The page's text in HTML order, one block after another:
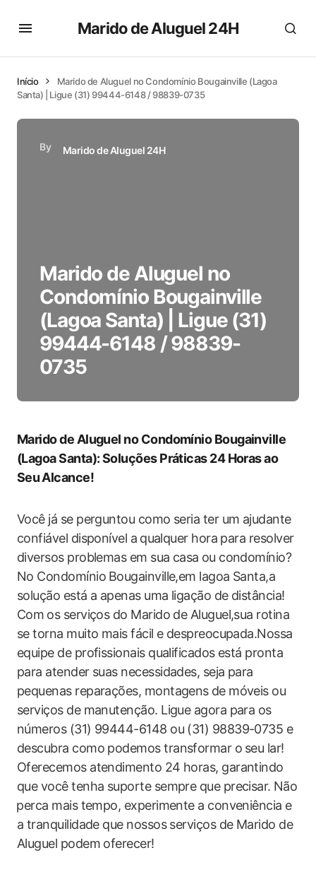
Marido de Aluguel 24H
Início
Marido de Aluguel no Condomínio Bougainville (Lagoa
Santa) | Ligue (31) 99444-6148 / 98839-0735
By Marido de Aluguel 24H
Marido de Aluguel no
Condomínio Bougainville
(Lagoa Santa) | Ligue (31)
99444-6148 / 98839-
0735
Marido de Aluguel no Condomínio Bougainville
(Lagoa Santa): Soluções‍ Práticas 24 Horas ao
Seu⁤ Alcance!
Você já se perguntou como seria ter um ajudante
confiável disponível a⁣ qualquer hora para resolver
diversos problemas em sua casa ⁣ou ‌condomínio?
No Condomínio⁢ Bougainville,em lagoa Santa,a ​
solução‍ está a apenas uma​ ligação de distância!‍
Com ⁢os serviços do Marido de ‌Aluguel,sua rotina
se torna muito​ mais fácil e‍ despreocupada.Nossa‌
equipe de profissionais qualificados está pronta
para atender suas necessidades, seja para⁢
pequenas‌ reparações, montagens ⁤de móveis ou
serviços de manutenção. Ligue agora para os ​
números (31) 99444-6148‍ ou ‌(31) 98839-0735 e
‍descubra como podemos transformar o⁢ seu lar!
Oferecemos atendimento 24 horas, garantindo
que você tenha suporte sempre que precisar. ⁢Não
⁤perca mais tempo, experimente a conveniência e
a tranquilidade que nossos serviços de Marido de
Aluguel podem oferecer!